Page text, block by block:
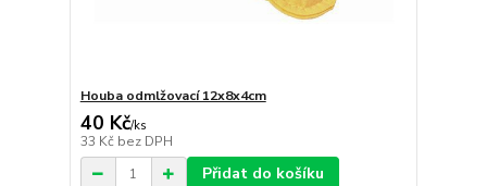
Houba odmlžovací 12x8x4cm
40 Kč/ks
33 Kč bez DPH
Přidat do košíku